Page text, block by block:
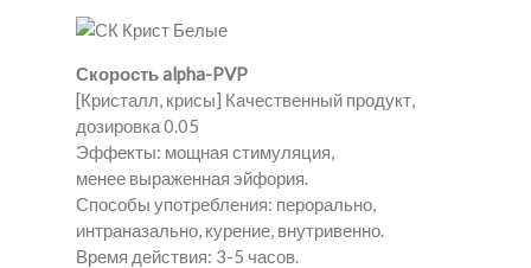
Скорость alpha-PVP
[Кристалл, крисы] Качественный продукт,
дозировка 0.05
Эффекты: мощная стимуляция,
менее выраженная эйфория.
Способы употребления: перорально,
интраназально, курение, внутривенно.
Время действия: 3-5 часов.